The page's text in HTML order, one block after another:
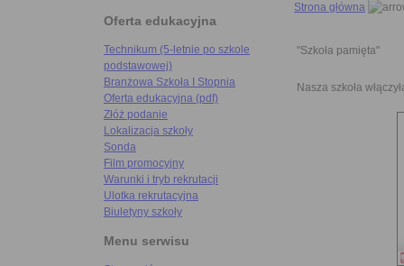
Oferta edukacyjna
Technikum (5-letnie po szkole
podstawowej)
Branżowa Szkoła I Stopnia
Oferta edukacyjna (pdf)
Złóż podanie
Lokalizacja szkoły
Sonda
Film promocyjny
Warunki i tryb rekrutacji
Ulotka rekrutacyjna
Biuletyny szkoły
Menu serwisu
Strona główna
"Szkoła pamięta"
Nasza szkoła